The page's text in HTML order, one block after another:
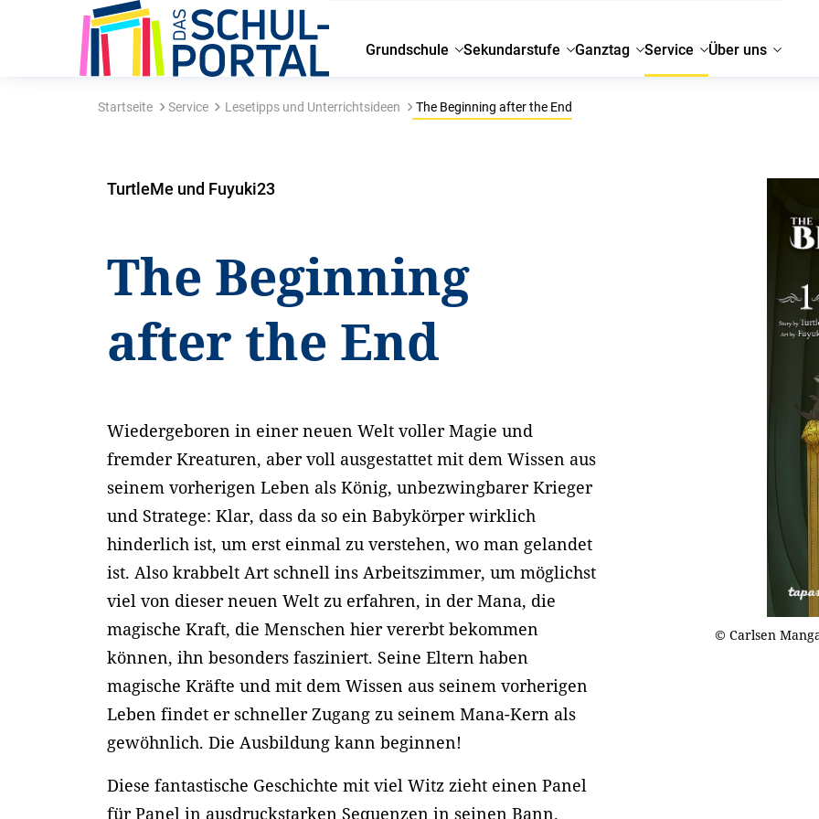
Grundschule Sekundarstufe Ganztag Service Über uns
Startseite Service Lesetipps und Unterrichtsideen The Beginning after the End
TurtleMe und Fuyuki23
The Beginning
after the End
Wiedergeboren in einer neuen Welt voller Magie und
fremder Kreaturen, aber voll ausgestattet mit dem Wissen aus
seinem vorherigen Leben als König, unbezwingbarer Krieger
und Stratege: Klar, dass da so ein Babykörper wirklich
hinderlich ist, um erst einmal zu verstehen, wo man gelandet
ist. Also krabbelt Art schnell ins Arbeitszimmer, um möglichst
viel von dieser neuen Welt zu erfahren, in der Mana, die
magische Kraft, die Menschen hier vererbt bekommen
können, ihn besonders fasziniert. Seine Eltern haben
magische Kräfte und mit dem Wissen aus seinem vorherigen
Leben findet er schneller Zugang zu seinem Mana-Kern als
gewöhnlich. Die Ausbildung kann beginnen!
Diese fantastische Geschichte mit viel Witz zieht einen Panel
für Panel in ausdruckstarken Sequenzen in seinen Bann.
© Carlsen